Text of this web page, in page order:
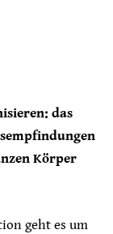
das
Körper
geht es um